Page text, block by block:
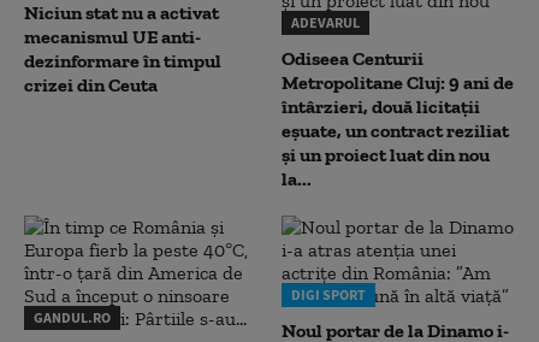
Niciun stat nu a activat
mecanismul UE anti-
dezinformare în timpul
crizei din Ceuta
ADEVARUL
Odiseea Centurii
Metropolitane Cluj: 9 ani de
întârzieri, două licitații
eșuate, un contract reziliat
și un proiect luat din nou
la...
GANDUL.RO
DIGI SPORT
Noul portar de la Dinamo i-